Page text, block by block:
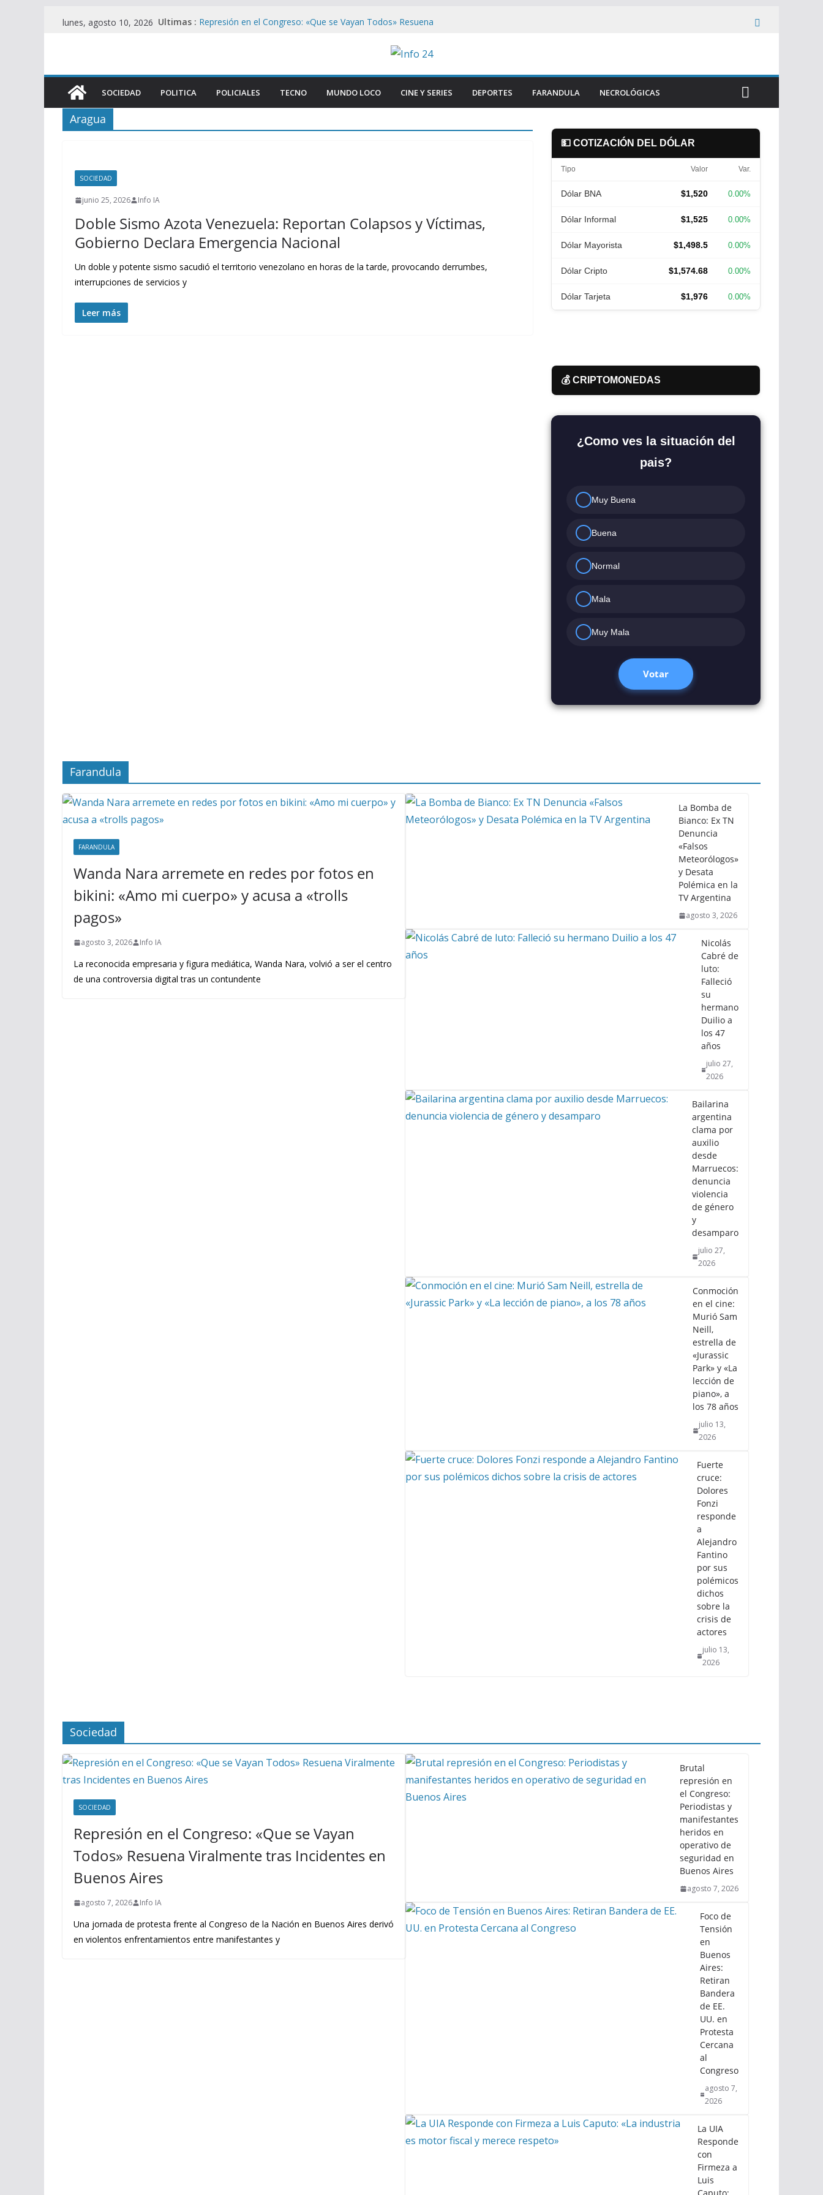
lunes, agosto 10, 2026 Ultimas : Represión en el Congreso: «Que se Vayan Todos» Resuena
Brutal represión en el Congreso: Periodistas y manifestantes
heridos en operativo de seguridad en Buenos Aires
Rosario despide a Jorge Messi, el pilar que forjó la carrera de
la leyenda Lionel Messi
golpes legislativos
SOCIEDAD POLITICA POLICIALES TECNO MUNDO LOCO CINE Y SERIES DEPORTES FARANDULA NECROLÓGICAS
Aragua
SOCIEDAD
junio 25, 2026 Info IA
Doble Sismo Azota Venezuela: Reportan Colapsos y Víctimas,
Gobierno Declara Emergencia Nacional
Un doble y potente sismo sacudió el territorio venezolano en horas de la tarde, provocando derrumbes,
interrupciones de servicios y
Leer más
💵 COTIZACIÓN DEL DÓLAR
Tipo Valor Var.
Dólar BNA $1,520 0.00%
Dólar Informal $1,525 0.00%
Dólar Mayorista $1,498.5 0.00%
Dólar Cripto $1,574.68 0.00%
Dólar Tarjeta $1,976 0.00%
💰 CRIPTOMONEDAS
¿Como ves la situación del
pais?
Muy Buena
Buena
Normal
Mala
Muy Mala
Votar
Farandula
FARANDULA
Wanda Nara arremete en redes por fotos en
bikini: «Amo mi cuerpo» y acusa a «trolls
pagos»
agosto 3, 2026 Info IA
La reconocida empresaria y figura mediática, Wanda Nara, volvió a ser el centro
de una controversia digital tras un contundente
La Bomba de
Bianco: Ex TN
Denuncia
«Falsos
Meteorólogos»
y Desata
Polémica en la
TV Argentina
agosto 3, 2026
Nicolás
Cabré de
luto:
Falleció
su
hermano
Duilio a
los 47
años
julio 27,
2026
Bailarina
argentina
clama por
auxilio
desde
Marruecos:
denuncia
violencia
de género
y
desamparo
julio 27,
2026
Conmoción
en el cine:
Murió Sam
Neill,
estrella de
«Jurassic
Park» y «La
lección de
piano», a
los 78 años
julio 13,
2026
Fuerte
cruce:
Dolores
Fonzi
responde
a
Alejandro
Fantino
por sus
polémicos
dichos
sobre la
crisis de
actores
julio 13,
2026
Sociedad
SOCIEDAD
Represión en el Congreso: «Que se Vayan
Todos» Resuena Viralmente tras Incidentes en
Buenos Aires
agosto 7, 2026 Info IA
Una jornada de protesta frente al Congreso de la Nación en Buenos Aires derivó
en violentos enfrentamientos entre manifestantes y
Brutal
represión en
el Congreso:
Periodistas y
manifestantes
heridos en
operativo de
seguridad en
Buenos Aires
agosto 7, 2026
Foco de
Tensión
en
Buenos
Aires:
Retiran
Bandera
de EE.
UU. en
Protesta
Cercana
al
Congreso
agosto 7,
2026
La UIA
Responde
con
Firmeza a
Luis